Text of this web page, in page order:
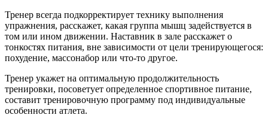
Тренер всегда подкорректирует технику выполнения
упражнения, расскажет, какая группа мышц задействуется в
том или ином движении. Наставник в зале расскажет о
тонкостях питания, вне зависимости от цели тренирующегося:
похудение, массонабор или что-то другое.
Тренер укажет на оптимальную продолжительность
тренировки, посоветует определенное спортивное питание,
составит тренировочную программу под индивидуальные
особенности атлета.